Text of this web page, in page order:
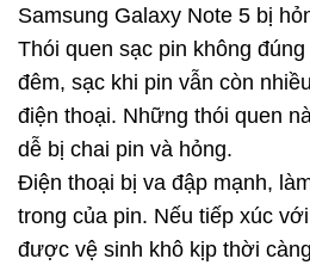
Samsung Galaxy Note 5 bị
Thói quen sạc pin không
đêm, sạc khi pin vẫn còn
điện thoại. Những thói quen
dễ bị chai pin và hỏng.
Điện thoại bị va đập mạnh,
trong của pin. Nếu tiếp xúc
được vệ sinh khô kịp thời